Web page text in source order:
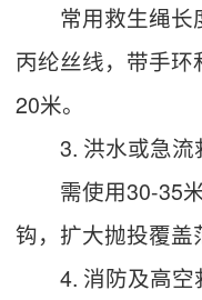
常用救生绳长
丙纶丝线，带手
20米。
3. 洪水或急流
需使用30-35米
钩，扩大抛投覆盖
4. 消防及高空